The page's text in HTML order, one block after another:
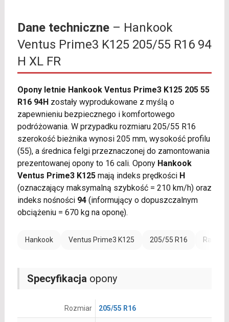
Dane techniczne– Hankook
Ventus Prime3 K125 205/55 R16 94
H XL FR
Opony letnie Hankook Ventus Prime3 K125 205 55
R16 94Hzostały wyprodukowane z myślą o
zapewnieniu bezpiecznego i komfortowego
podróżowania. W przypadku rozmiaru 205/55 R16
szerokość bieżnika wynosi 205 mm, wysokość profilu
(55), a średnica felgi przeznaczonej do zamontowania
prezentowanej opony to 16 cali. Opony Hankook
Ventus Prime3 K125mają indeks prędkości H
(oznaczający maksymalną szybkość = 210 km/h) oraz
indeks nośności 94(informujący o dopuszczalnym
obciążeniu = 670 kg na oponę).
Hankook Ventus Prime3 K125 205/55 R16 Rant
Specyfikacja opony
Rozmiar 205/55 R16